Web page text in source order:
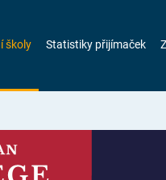
školy Statistiky přijímaček